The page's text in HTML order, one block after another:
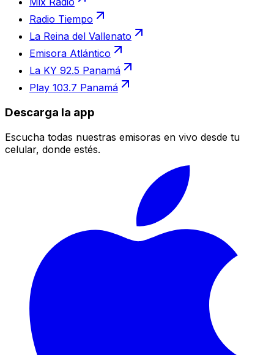
Radio Tiempo
La Reina del Vallenato
Emisora Atlántico
La KY 92.5 Panamá
Play 103.7 Panamá
Descarga la app
Escucha todas nuestras emisoras en vivo desde tu
celular, donde estés.